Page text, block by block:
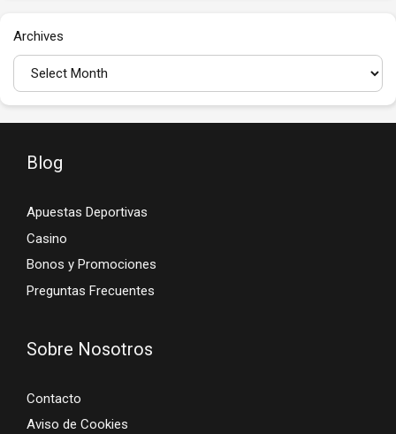
Archives
Blog
Apuestas Deportivas
Casino
Bonos y Promociones
Preguntas Frecuentes
Sobre Nosotros
Contacto
Aviso de Cookies